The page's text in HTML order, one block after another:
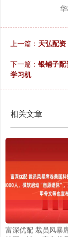
上一篇： 天弘配
下一篇： 银铺子
学习机
相关文章
富深优配 裁员风暴